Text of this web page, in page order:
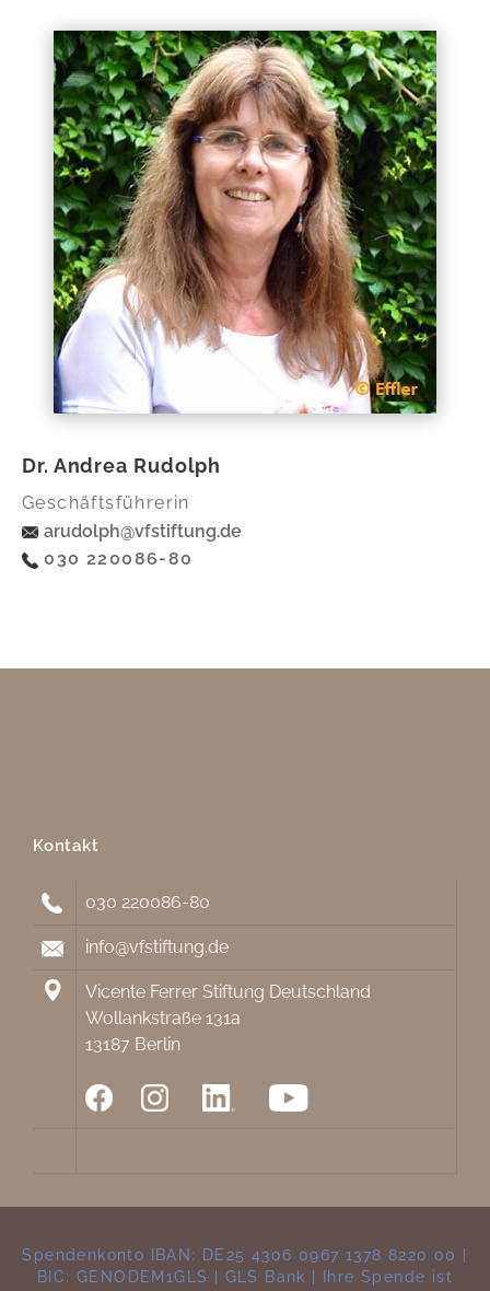
Dr. Andrea Rudolph
Geschäftsführerin
arudolph@vfstiftung.de
030 220086-80
Kontakt
030 220086-80
info@vfstiftung.de
Vicente Ferrer Stiftung Deutschland
Wollankstraße 131a
13187 Berlin
Spendenkonto IBAN: DE25 4306 0967 1378 8220 00 |
BIC: GENODEM1GLS | GLS Bank | Ihre Spende ist